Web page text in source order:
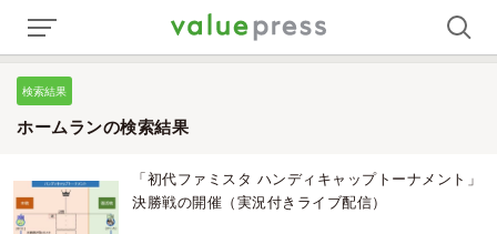
検索結果
ホームランの検索結果
「初代ファミスタ ハンディキャップトーナメント」
決勝戦の開催（実況付きライブ配信）